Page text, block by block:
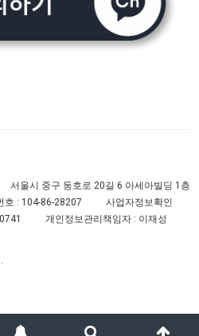
서울시 중구 동호로 20길 6 아세아빌딩 1층
호 : 104-86-28207
사업자정보확인
개인정보관리책임자 : 이재성